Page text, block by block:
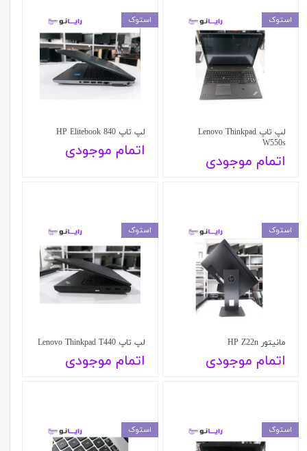
لپ تاپ Lenovo Thinkpad
W550s
اتمام موجودی
استوک
لپ تاپ HP Elitebook 840
اتمام موجودی
استوک
مانیتور HP Z22n
اتمام موجودی
استوک
لپ تاپ Lenovo Thinkpad T440
اتمام موجودی
استوک
استوک استوک